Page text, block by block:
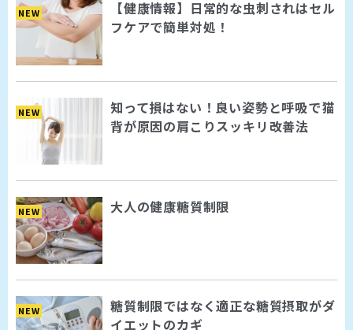
NEW
【健康情報】日常的な虫刺されはセル
フケアで簡単対処！
NEW
知って損はない！良い姿勢と呼吸で猫
背が原因の肩こりスッキリ改善法
NEW 大人の健康糖質制限
NEW
糖質制限ではなく適正な糖質摂取がダ
イエットのカギ